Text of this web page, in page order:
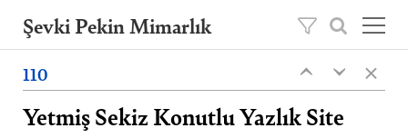
Şevki Pekin Mimarlık
mimarlık ofisini, 2020 yılından itibaren oğlu
Ömer Pekin yönetmektedir.
110 ‹
‹ ×
Yetmiş Sekiz Konutlu Yazlık Site